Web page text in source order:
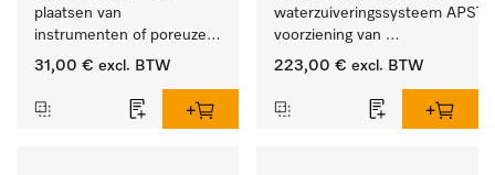
plaatsen van
instrumenten of poreuze
goederen, klein.
31,00 € excl. BTW
waterzuiveringssysteem APST
voorziening van
gedemineraliseerd water.
223,00 € excl. BTW